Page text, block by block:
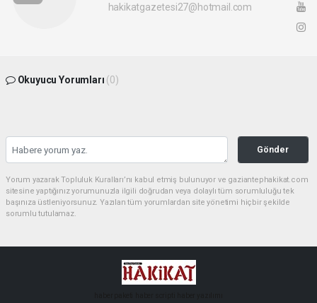
hakikatgazetesi27@hotmail.com
Okuyucu Yorumları (0)
Gönder
Yorum yazarak Topluluk Kuralları’nı kabul etmiş bulunuyor ve gaziantephakikat.com
sitesine yaptığınız yorumunuzla ilgili doğrudan veya dolaylı tüm sorumluluğu tek
başınıza üstleniyorsunuz. Yazılan tüm yorumlardan site yönetimi hiçbir şekilde
sorumlu tutulamaz.